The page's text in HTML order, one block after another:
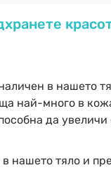
в нашето
най-много в
да
нашето тяло и